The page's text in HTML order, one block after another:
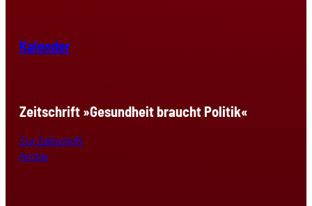
Kalender
Zeitschrift »Gesundheit braucht Politik«
Zur Zeitschrift
Archiv